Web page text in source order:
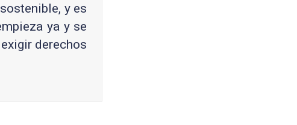
y es
ya y se
derechos